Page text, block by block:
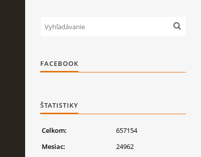
FACEBOOK
ŠTATISTIKY
Celkom:
657154
Mesiac:
24962